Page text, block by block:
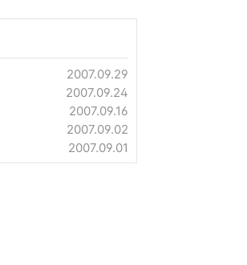
2007.09.29
2007.09.24
2007.09.16
2007.09.02
2007.09.01